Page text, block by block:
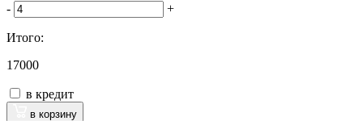
- +
Итого:
17000
в кредит
в корзину